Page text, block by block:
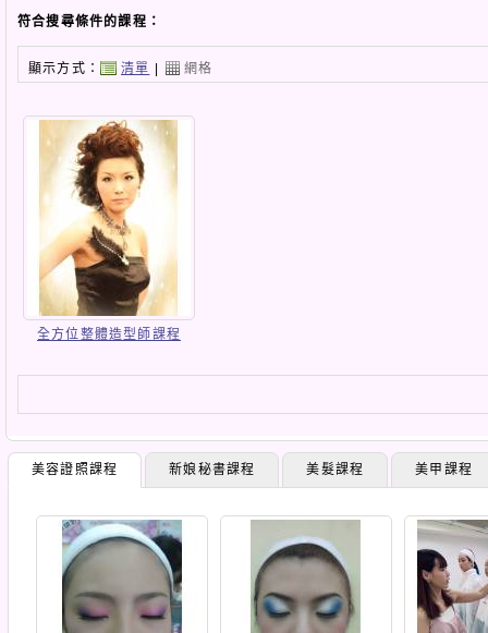
符合搜尋條件的課程：
顯示方式： 清單 | 網格
全方位整體造型師課程
美容證照課程 新娘秘書課程 美髮課程 美甲課程